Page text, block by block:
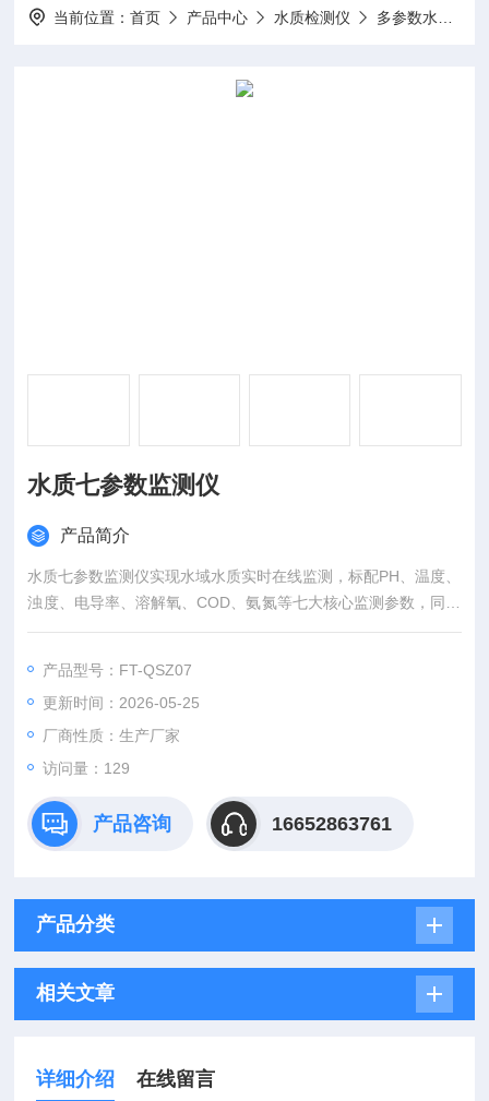
当前位置：首页 产品中心 水质检测仪 多参数水质在线分析仪
水质七参数监测仪
产品简介
水质七参数监测仪实现水域水质实时在线监测，标配PH、温度、
浊度、电导率、溶解氧、COD、氨氮等七大核心监测参数，同时
可兼容悬浮物、ORP等多项指标拓展监测，全面覆盖地表水、供
元，依托高精度传感器组件，通过标准化流通池固定安装，传感
器采集数据稳定、精准度高，可实时捕捉水域水质细微变化，为
水质分析、水质管控、水质达标判定提供真实有效的数据支撑。
产品型号：FT-QSZ07
更新时间：2026-05-25
厂商性质：生产厂家
访问量：129
产品咨询 16652863761
产品分类
相关文章
详细介绍 在线留言